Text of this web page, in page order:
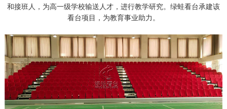
和接班人，为高一级学校输送人才，进行教学研究。绿蛙看台承建该
看台项目，为教育事业助力。